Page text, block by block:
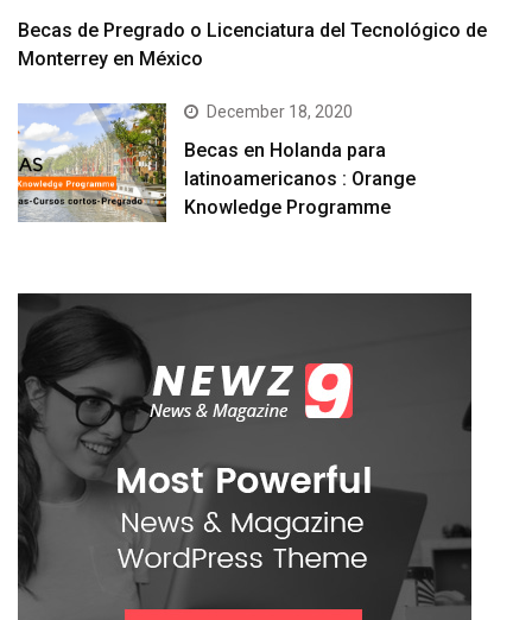
Becas de Pregrado o Licenciatura del Tecnológico de
Monterrey en México
December 18, 2020
Becas en Holanda para
latinoamericanos : Orange
Knowledge Programme